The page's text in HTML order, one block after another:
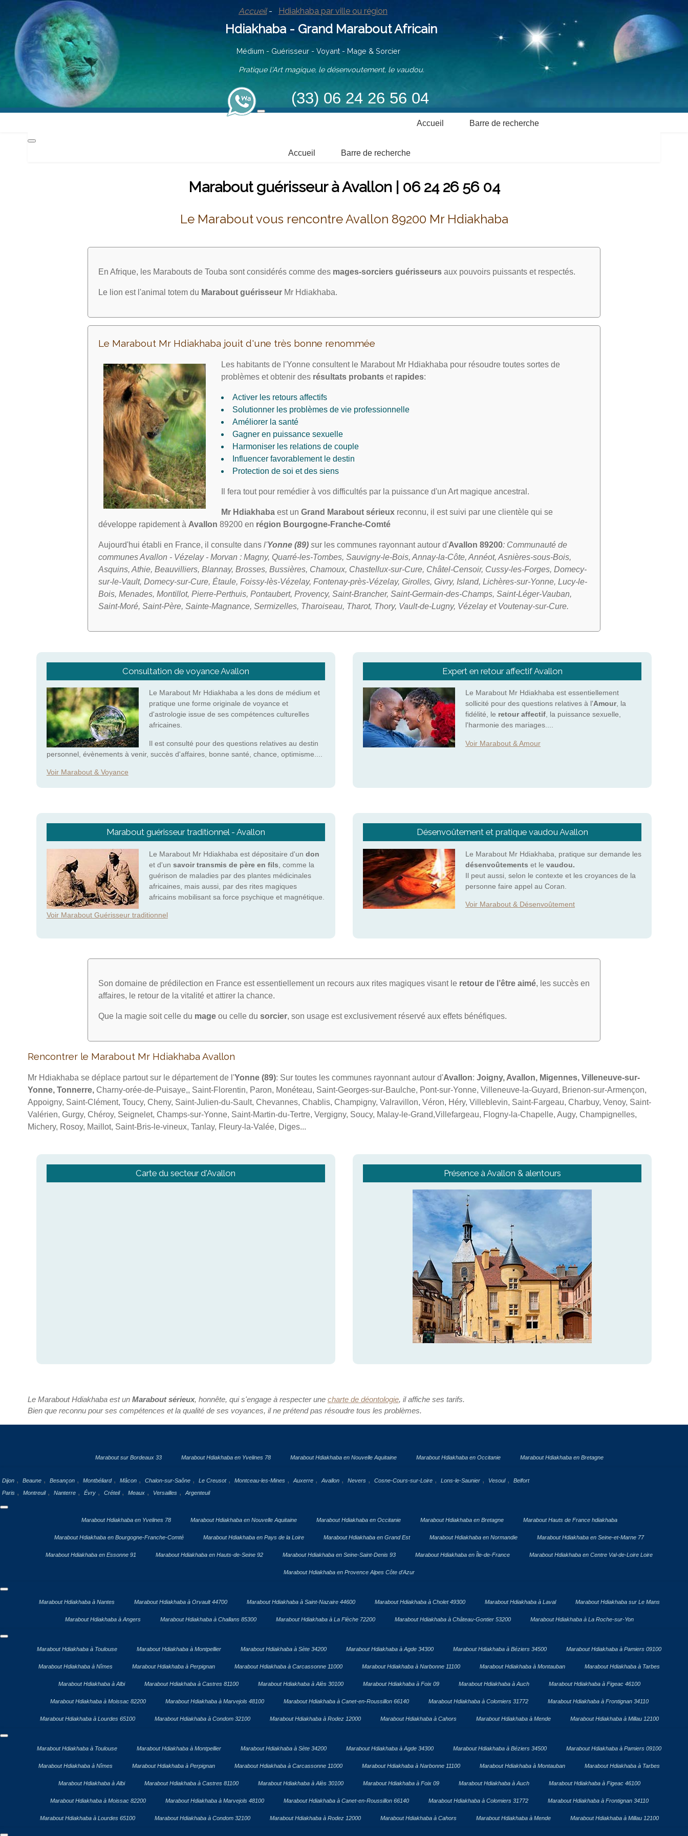
Accueil - Hdiakhaba par ville ou région
Hdiakhaba - Grand Marabout Africain
Médium - Guérisseur - Voyant - Mage & Sorcier
Pratique l'Art magique, le désenvoutement, le vaudou.
(33) 06 24 26 56 04
Accueil Barre de recherche
Accueil Barre de recherche
Marabout guérisseur à Avallon | 06 24 26 56 04
Le Marabout vous rencontre Avallon 89200 Mr Hdiakhaba
En Afrique, les Marabouts de Touba sont considérés comme des mages-sorciers guérisseurs aux pouvoirs puissants et respectés.
Le lion est l'animal totem du Marabout guérisseur Mr Hdiakhaba.
Le Marabout Mr Hdiakhaba jouit d'une très bonne renommée
Les habitants de l'Yonne consultent le Marabout Mr Hdiakhaba pour résoudre toutes sortes de
problèmes et obtenir des résultats probants et rapides:
Activer les retours affectifs
Solutionner les problèmes de vie professionnelle
Améliorer la santé
Gagner en puissance sexuelle
Harmoniser les relations de couple
Influencer favorablement le destin
Protection de soi et des siens
Il fera tout pour remédier à vos difficultés par la puissance d'un Art magique ancestral.
Mr Hdiakhaba est un Grand Marabout sérieux reconnu, il est suivi par une clientèle qui se
développe rapidement à Avallon 89200 en région Bourgogne-Franche-Comté
Aujourd'hui établi en France, il consulte dans l'Yonne (89) sur les communes rayonnant autour d'Avallon 89200: Communauté de
communes Avallon - Vézelay - Morvan : Magny, Quarré-les-Tombes, Sauvigny-le-Bois, Annay-la-Côte, Annéot, Asnières-sous-Bois,
Asquins, Athie, Beauvilliers, Blannay, Brosses, Bussières, Chamoux, Chastellux-sur-Cure, Châtel-Censoir, Cussy-les-Forges, Domecy-
sur-le-Vault, Domecy-sur-Cure, Étaule, Foissy-lès-Vézelay, Fontenay-près-Vézelay, Girolles, Givry, Island, Lichères-sur-Yonne, Lucy-le-
Bois, Menades, Montillot, Pierre-Perthuis, Pontaubert, Provency, Saint-Brancher, Saint-Germain-des-Champs, Saint-Léger-Vauban,
Saint-Moré, Saint-Père, Sainte-Magnance, Sermizelles, Tharoiseau, Tharot, Thory, Vault-de-Lugny, Vézelay et Voutenay-sur-Cure.
Consultation de voyance Avallon
Le Marabout Mr Hdiakhaba a les dons de médium et
pratique une forme originale de voyance et
d'astrologie issue de ses compétences culturelles
africaines.
Il est consulté pour des questions relatives au destin
personnel, évènements à venir, succès d'affaires, bonne santé, chance, optimisme....
Voir Marabout & Voyance
Expert en retour affectif Avallon
Le Marabout Mr Hdiakhaba est essentiellement
sollicité pour des questions relatives à l'Amour, la
fidélité, le retour affectif , la puissance sexuelle,
l'harmonie des mariages....
Voir Marabout & Amour
Marabout guérisseur traditionnel - Avallon
Le Marabout Mr Hdiakhaba est dépositaire d'un don
et d'un savoir transmis de père en fils , comme la
guérison de maladies par des plantes médicinales
africaines, mais aussi, par des rites magiques
africains mobilisant sa force psychique et magnétique.
Voir Marabout Guérisseur traditionnel
Désenvoûtement et pratique vaudou Avallon
Le Marabout Mr Hdiakhaba, pratique sur demande les
désenvoûtements et levaudou.
Il peut aussi, selon le contexte et les croyances de la
personne faire appel au Coran.
Voir Marabout & Désenvoûtement
Son domaine de prédilection en France est essentiellement un recours aux rites magiques visant le retour de l’être aimé, les succès en
affaires, le retour de la vitalité et attirer la chance.
Que la magie soit celle du mage ou celle du sorcier, son usage est exclusivement réservé aux effets bénéfiques.
Rencontrer le Marabout Mr Hdiakhaba Avallon
Mr Hdiakhaba se déplace partout sur le département de l'Yonne (89): Sur toutes les communes rayonnant autour d'Avallon: Joigny, Avallon, Migennes, Villeneuve-sur-
Yonne, Tonnerre,Charny-orée-de-Puisaye,, Saint-Florentin, Paron, Monéteau, Saint-Georges-sur-Baulche, Pont-sur-Yonne, Villeneuve-la-Guyard, Brienon-sur-Armençon,
Appoigny, Saint-Clément, Toucy, Cheny, Saint-Julien-du-Sault, Chevannes, Chablis, Champigny, Valravillon, Véron, Héry, Villeblevin, Saint-Fargeau, Charbuy, Venoy, Saint-
Valérien, Gurgy, Chéroy, Seignelet, Champs-sur-Yonne, Saint-Martin-du-Tertre, Vergigny, Soucy, Malay-le-Grand,Villefargeau, Flogny-la-Chapelle, Augy, Champignelles,
Michery, Rosoy, Maillot, Saint-Bris-le-vineux, Tanlay, Fleury-la-Valée, Diges...
Carte du secteur d'Avallon Présence à Avallon & alentours
Le Marabout Hdiakhaba est un Marabout sérieux, honnête, qui s'engage à respecter une charte de déontologie, il affiche ses tarifs.
Bien que reconnu pour ses compétences et la qualité de ses voyances, il ne prétend pas résoudre tous les problèmes.
Marabout sur Bordeaux 33 Marabout Hdiakhaba en Yvelines 78 Marabout Hdiakhaba en Nouvelle Aquitaine Marabout Hdiakhaba en Occitanie Marabout Hdiakhaba en Bretagne
Dijon , Beaune , Besançon , Montbéliard , Mâcon , Chalon-sur-Saône , Le Creusot , Montceau-les-Mines , Auxerre , Avallon , Nevers , Cosne-Cours-sur-Loire , Lons-le-Saunier , Vesoul ,
Belfort
Paris , Montreuil , Nanterre , Évry , Créteil , Meaux , Versailles , Argenteuil
Marabout Hdiakhaba en Yvelines 78 Marabout Hdiakhaba en Nouvelle Aquitaine Marabout Hdiakhaba en Occitanie Marabout Hdiakhaba en Bretagne Marabout Hauts de France hdiakhaba
Marabout Hdiakhaba en Bourgogne-Franche-Comté Marabout Hdiakhaba en Pays de la Loire Marabout Hdiakhaba en Grand Est Marabout Hdiakhaba en Normandie Marabout Hdiakhaba en Seine-et-Marne 77
Marabout Hdiakhaba en Essonne 91 Marabout Hdiakhaba en Hauts-de-Seine 92 Marabout Hdiakhaba en Seine-Saint-Denis 93 Marabout Hdiakhaba en Île-de-France Marabout Hdiakhaba en Centre Val-de-Loire Loire
Marabout Hdiakhaba en Provence Alpes Côte d’Azur
Marabout Hdiakhaba à Nantes Marabout Hdiakhaba à Orvault 44700 Marabout Hdiakhaba à Saint-Nazaire 44600 Marabout Hdiakhaba à Cholet 49300 Marabout Hdiakhaba à Laval Marabout Hdiakhaba sur Le Mans
Marabout Hdiakhaba à Angers Marabout Hdiakhaba à Challans 85300 Marabout Hdiakhaba à La Flèche 72200 Marabout Hdiakhaba à Château-Gontier 53200 Marabout Hdiakhaba à La Roche-sur-Yon
Marabout Hdiakhaba à Toulouse Marabout Hdiakhaba à Montpellier Marabout Hdiakhaba à Sète 34200 Marabout Hdiakhaba à Agde 34300 Marabout Hdiakhaba à Béziers 34500 Marabout Hdiakhaba à Pamiers 09100
Marabout Hdiakhaba à Nîmes Marabout Hdiakhaba à Perpignan Marabout Hdiakhaba à Carcassonne 11000 Marabout Hdiakhaba à Narbonne 11100 Marabout Hdiakhaba à Montauban Marabout Hdiakhaba à Tarbes
Marabout Hdiakhaba à Albi Marabout Hdiakhaba à Castres 81100 Marabout Hdiakhaba à Alès 30100 Marabout Hdiakhaba à Foix 09 Marabout Hdiakhaba à Auch Marabout Hdiakhaba à Figeac 46100
Marabout Hdiakhaba à Moissac 82200 Marabout Hdiakhaba à Marvejols 48100 Marabout Hdiakhaba à Canet-en-Roussillon 66140 Marabout Hdiakhaba à Colomiers 31772 Marabout Hdiakhaba à Frontignan 34110
Marabout Hdiakhaba à Lourdes 65100 Marabout Hdiakhaba à Condom 32100 Marabout Hdiakhaba à Rodez 12000 Marabout Hdiakhaba à Cahors Marabout Hdiakhaba à Mende Marabout Hdiakhaba à Millau 12100
Marabout Hdiakhaba à Toulouse Marabout Hdiakhaba à Montpellier Marabout Hdiakhaba à Sète 34200 Marabout Hdiakhaba à Agde 34300 Marabout Hdiakhaba à Béziers 34500 Marabout Hdiakhaba à Pamiers 09100
Marabout Hdiakhaba à Nîmes Marabout Hdiakhaba à Perpignan Marabout Hdiakhaba à Carcassonne 11000 Marabout Hdiakhaba à Narbonne 11100 Marabout Hdiakhaba à Montauban Marabout Hdiakhaba à Tarbes
Marabout Hdiakhaba à Albi Marabout Hdiakhaba à Castres 81100 Marabout Hdiakhaba à Alès 30100 Marabout Hdiakhaba à Foix 09 Marabout Hdiakhaba à Auch Marabout Hdiakhaba à Figeac 46100
Marabout Hdiakhaba à Moissac 82200 Marabout Hdiakhaba à Marvejols 48100 Marabout Hdiakhaba à Canet-en-Roussillon 66140 Marabout Hdiakhaba à Colomiers 31772 Marabout Hdiakhaba à Frontignan 34110
Marabout Hdiakhaba à Lourdes 65100 Marabout Hdiakhaba à Condom 32100 Marabout Hdiakhaba à Rodez 12000 Marabout Hdiakhaba à Cahors Marabout Hdiakhaba à Mende Marabout Hdiakhaba à Millau 12100